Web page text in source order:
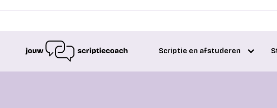
Scriptie en afstuderen